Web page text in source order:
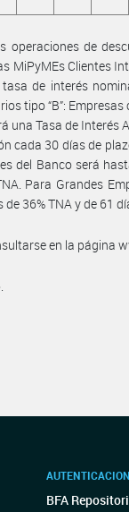
operaciones de
MiPyMEs Clientes
de interés
tipo “B”:
una Tasa de
cada 30 días de
del Banco será
Para Grandes
36% TNA y de 61
en la página
BFA